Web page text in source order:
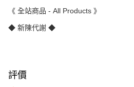
《 全站商品 - All Products 》
◆ 新陳代謝 ◆
評價